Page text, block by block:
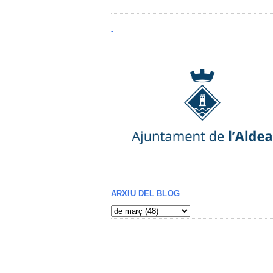
-
ARXIU DEL BLOG